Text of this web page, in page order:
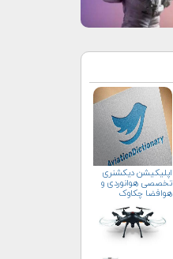
اپلیکیشن دیکشنری
تخصصی هوانوردی و
هوافضا چکاوک